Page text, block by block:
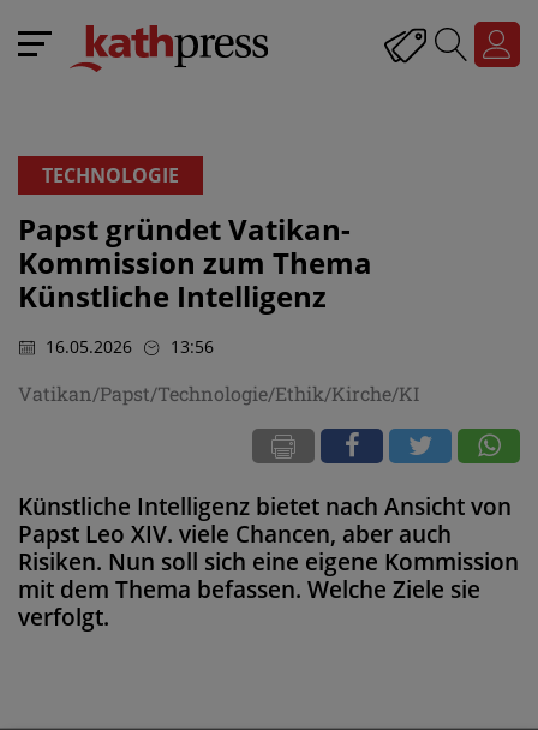
TECHNOLOGIE
Papst gründet Vatikan-
Kommission zum Thema
Künstliche Intelligenz
16.05.2026 13:56
Vatikan/Papst/Technologie/Ethik/Kirche/KI
Künstliche Intelligenz bietet nach Ansicht von
Papst Leo XIV. viele Chancen, aber auch
Risiken. Nun soll sich eine eigene Kommission
mit dem Thema befassen. Welche Ziele sie
verfolgt.